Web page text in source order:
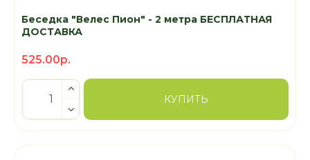
Беседка "Велес Пион" - 2 метра БЕСПЛАТНАЯ
ДОСТАВКА
525.00р.
КУПИТЬ